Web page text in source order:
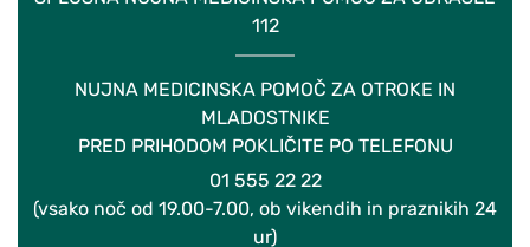
112
NUJNA MEDICINSKA POMOČ ZA OTROKE IN
MLADOSTNIKE
PRED PRIHODOM POKLIČITE PO TELEFONU
01 555 22 22
(vsako noč od 19.00-7.00, ob vikendih in praznikih 24
ur)